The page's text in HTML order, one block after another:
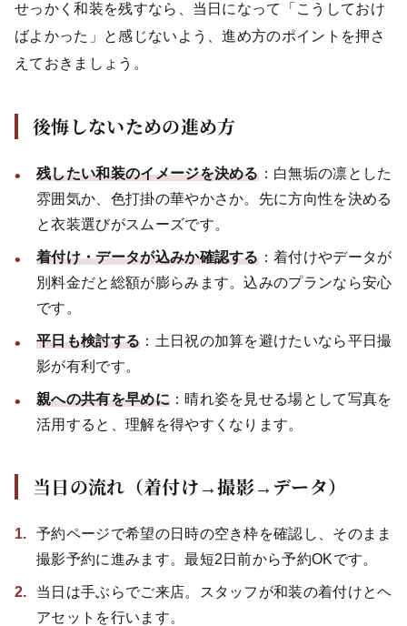
せっかく和装を残すなら、当日になって「こうしておけ
ばよかった」と感じないよう、進め方のポイントを押さ
えておきましょう。
後悔しないための進め方
残したい和装のイメージを決める：白無垢の凛とした
雰囲気か、色打掛の華やかさか。先に方向性を決める
と衣装選びがスムーズです。
着付け・データが込みか確認する：着付けやデータが
別料金だと総額が膨らみます。込みのプランなら安心
です。
平日も検討する ：土日祝の加算を避けたいなら平日撮
影が有利です。
親への共有を早めに：晴れ姿を見せる場として写真を
活用すると、理解を得やすくなります。
当日の流れ（着付け→撮影→データ）
予約ページで希望の日時の空き枠を確認し、そのまま
撮影予約に進みます。最短2日前から予約OKです。
当日は手ぶらでご来店。スタッフが和装の着付けとヘ
アセットを行います。